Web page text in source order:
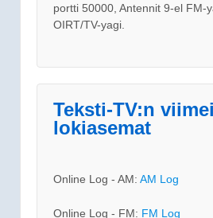
portti 50000, Antennit 9-el FM-
OIRT/TV-yagi.
Teksti-TV:n
lokiasemat
Online Log - AM: AM Log
Online Log - FM: FM Log